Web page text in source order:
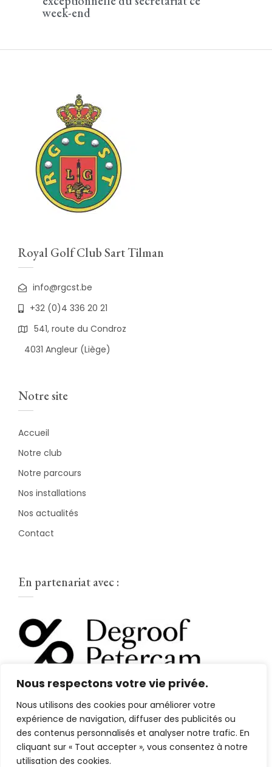
Nous respectons votre vie privée.
Nous utilisons des cookies pour améliorer votre
expérience de navigation, diffuser des publicités ou
des contenus personnalisés et analyser notre trafic. En
cliquant sur « Tout accepter », vous consentez à notre
utilisation des cookies.
week-end
Royal Golf Club Sart Tilman
info@rgcst.be
+32 (0)4 336 20 21
541, route du Condroz
4031 Angleur (Liège)
Notre site
Accueil
Notre club
Notre parcours
Nos installations
Nos actualités
Contact
En partenariat avec :
Tous droits réservés 2025 © RGCST - Création et